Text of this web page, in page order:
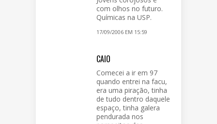
com olhos no futuro.
Químicas na USP.
17/09/2006 EM 15:59
CAIO
Comecei a ir em 97
quando entrei na facu,
era uma piração, tinha
de tudo dentro daquele
espaço, tinha galera
pendurada nos